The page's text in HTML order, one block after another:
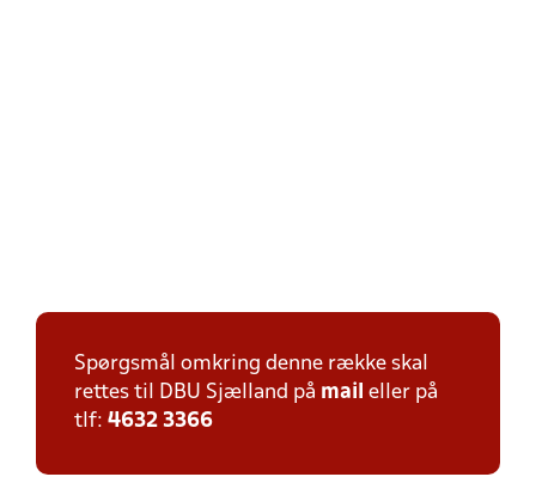
Spørgsmål omkring denne række skal
rettes til DBU Sjælland på mail eller på
tlf: 4632 3366